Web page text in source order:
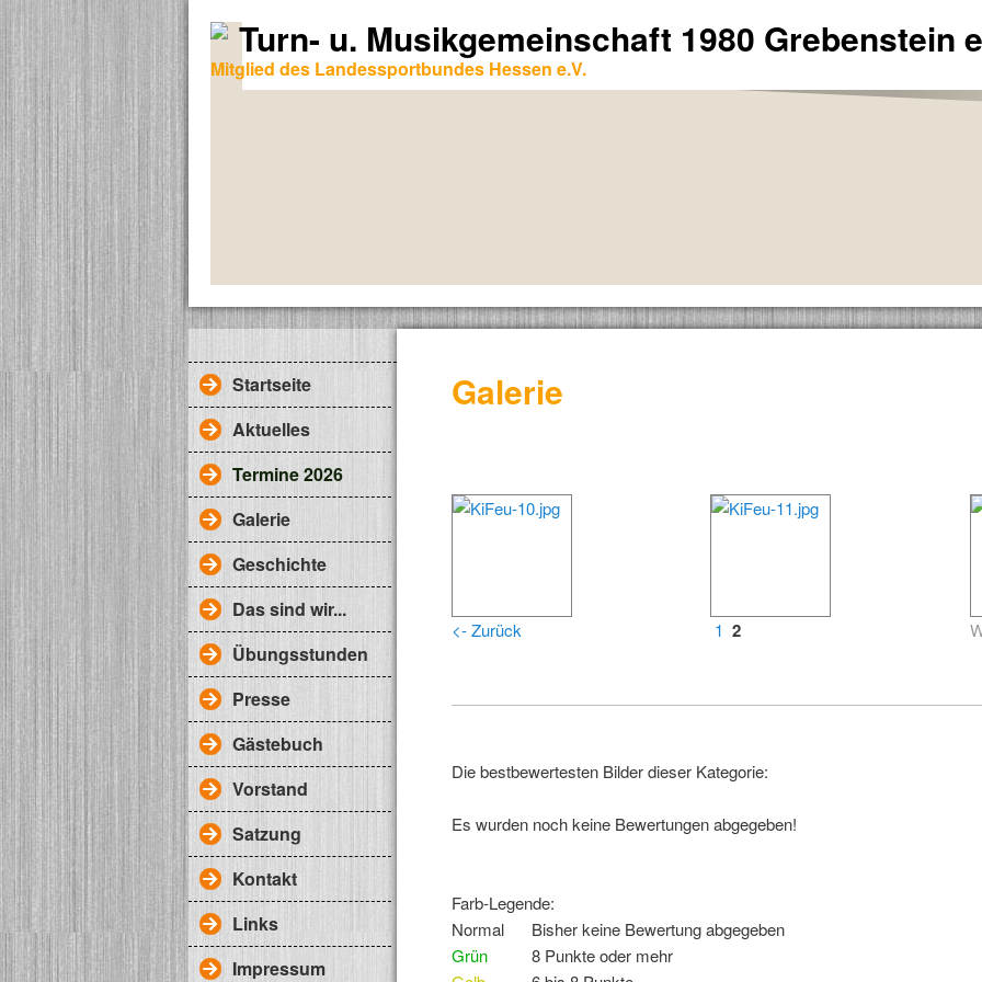
Turn- u. Musikgemeinschaft 1980 Grebenstein
Mitglied des Landessportbundes Hessen e.V.
Startseite
Aktuelles
Termine 2026
Galerie
Geschichte
Das sind wir...
Übungsstunden
Presse
Gästebuch
Vorstand
Satzung
Kontakt
Links
Impressum
Galerie
<- Zurück 1 2
Die bestbewertesten Bilder dieser Kategorie:
Es wurden noch keine Bewertungen abgegeben!
Farb-Legende:
Normal
Bisher keine Bewertung abgegeben
Grün
8 Punkte oder mehr